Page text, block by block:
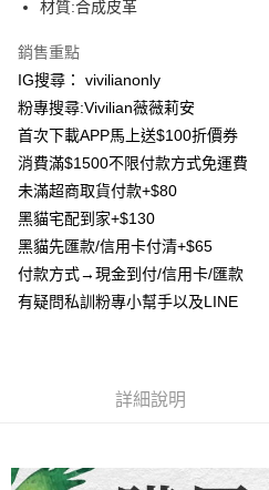
聯邦商業銀行
元大商業銀行
台新國際商業銀行
台灣樂天信用卡公司
悠遊付
Google Pay
大哥付你分期
相關說明
【大哥付你分期使用說明】
2.付款方式選擇「大哥付你分期」，訂單
流程，驗證手機門號後，選擇欲分期的期
成交易。
3.實際核准額度、可分期數及費用金額請
【繳款方式說明】
1.分期款項不併入電信帳單，「大哥付
帳／街口支付／iPASS MONEY」等通路
AFTEE先享後付
相關說明
【關於「AFTEE先享後付」】
AFTEE先享後付是「在收到商品之後才
２．訂單成立數日內，您將收到繳費通知
ATM付款
材質:合成皮革
銷售重點
IG搜尋： vivilianonly
粉專搜尋:Vivilian薇薇莉安
首次下載APP馬上送$100折價券
消費滿$1500不限付款方式免運費
未滿超商取貨付款+$80
黑貓宅配到家+$130
黑貓先匯款/信用卡付清+$65
付款方式→現金到付/信用卡/匯款
有疑問私訓粉專小幫手以及LINE
詳細說明